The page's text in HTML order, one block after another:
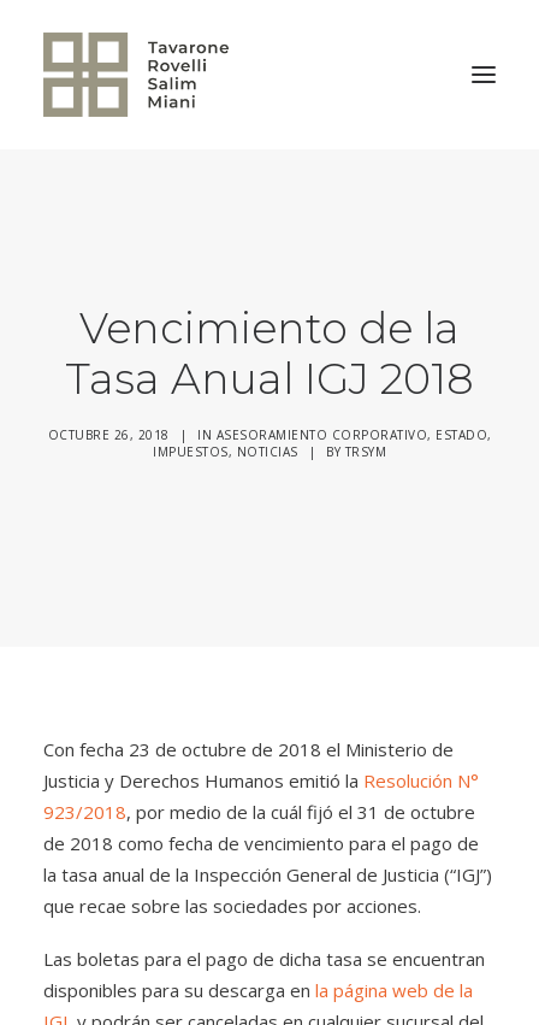
Vencimiento de la
Tasa Anual IGJ 2018
OCTUBRE 26, 2018 | IN ASESORAMIENTO CORPORATIVO, ESTADO,
IMPUESTOS, NOTICIAS | BYTRSYM
Con fecha 23 de octubre de 2018 el Ministerio de
Justicia y Derechos Humanos emitió la Resolución N°
923/2018, por medio de la cuál fijó el 31 de octubre
de 2018 como fecha de vencimiento para el pago de
la tasa anual de la Inspección General de Justicia (“IGJ”)
que recae sobre las sociedades por acciones.
Las boletas para el pago de dicha tasa se encuentran
disponibles para su descarga en la página web de la